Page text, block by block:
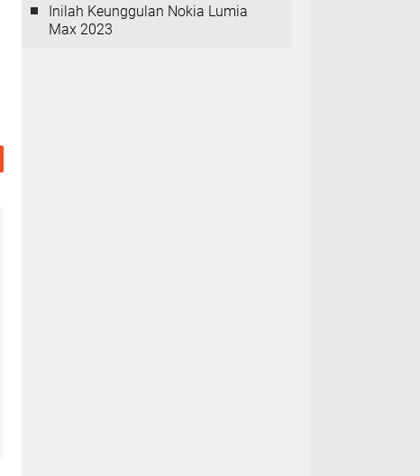
Inilah Keunggulan Nokia Lumia
Max 2023